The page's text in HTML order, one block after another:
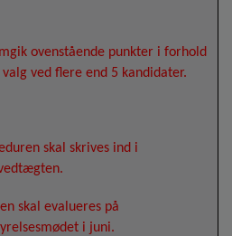
ovenstående punkter i forhold
ved flere end 5 kandidater.
skal skrives ind i
skal evalueres på
i juni.